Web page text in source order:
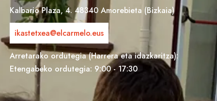
Kalbario Plaza, 4. 48340 Amorebieta (Bizkaia)
ikastetxea@elcarmelo.eus
Arretarako ordutegia (Harrera eta idazkaritza):
Etengabeko ordutegia: 9:00 - 17:30